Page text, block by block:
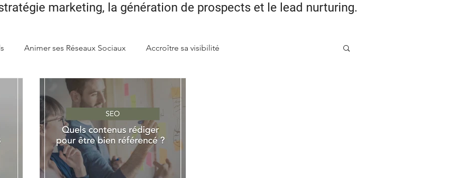
marketing, la génération de prospects et le lead nurturing.
Animer ses Réseaux Sociaux Accroître sa visibilité
Créer sa Marque d'enseigne Maximiser Retour sur Investissement